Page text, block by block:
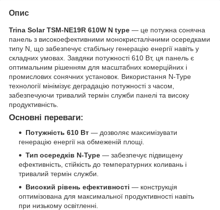
Опис
Trina Solar TSM-NE19R 610W N type — це потужна сонячна
панель з високоефективними монокристалічними осередками
типу N, що забезпечує стабільну генерацію енергії навіть у
складних умовах. Завдяки потужності 610 Вт, ця панель є
оптимальним рішенням для масштабних комерційних і
промислових сонячних установок. Використання N-Type
технології мінімізує деградацію потужності з часом,
забезпечуючи тривалий термін служби панелі та високу
продуктивність.
Основні переваги:
Потужність 610 Вт — дозволяє максимізувати
генерацію енергії на обмеженій площі.
Тип осередків N-Type — забезпечує підвищену
ефективність, стійкість до температурних коливань і
тривалий термін служби.
Високий рівень ефективності — конструкція
оптимізована для максимальної продуктивності навіть
при низькому освітленні.